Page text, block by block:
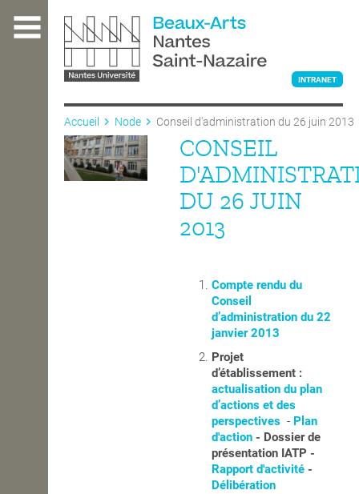
contenu
L'ÉCOLE
INTRANET
Accueil Node Conseil d'administration du 26 juin 2013
CONSEIL
DU 26 JUIN
2013
Compte rendu du
Conseil
d’administration du 22
janvier 2013
Projet
d’établissement :
actualisation du plan
d’actions et des
perspectives - Plan
d'action - Dossier de
présentation IATP -
Rapport d'activité -
Délibération